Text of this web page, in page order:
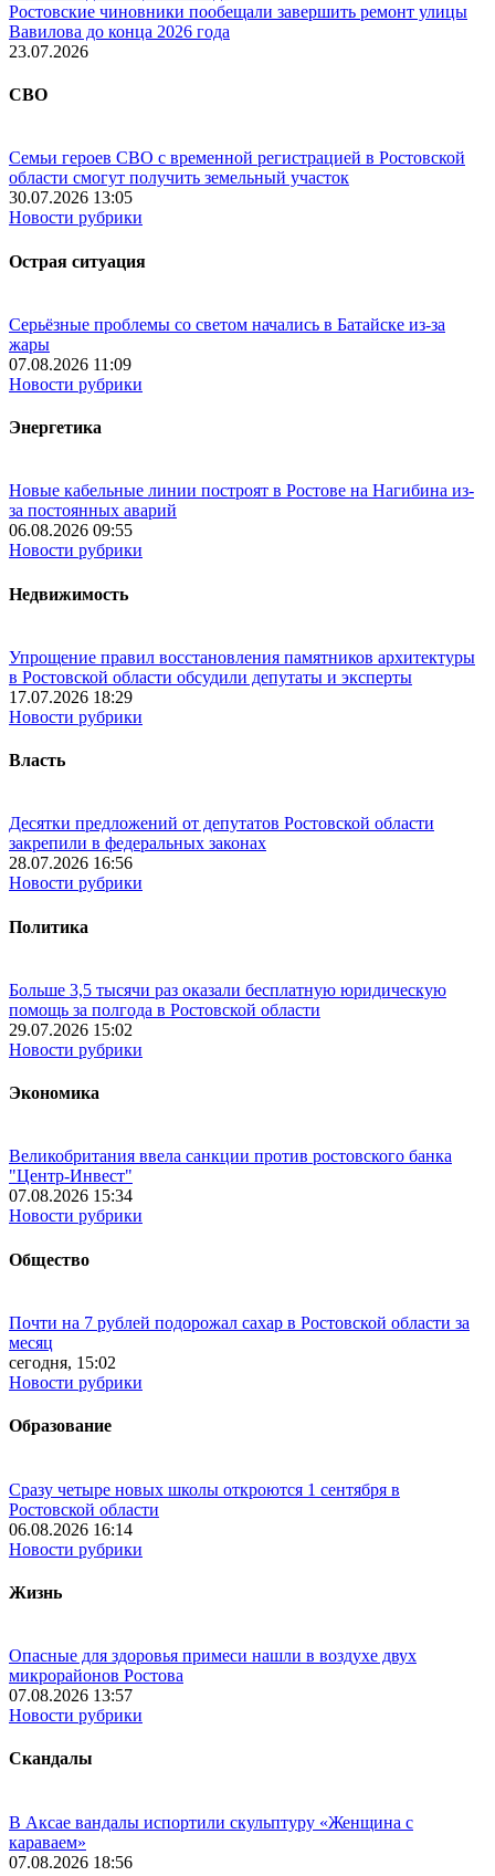
Ростовские чиновники пообещали завершить ремонт улицы
Вавилова до конца 2026 года
23.07.2026
СВО
Семьи героев СВО с временной регистрацией в Ростовской
области смогут получить земельный участок
30.07.2026 13:05
Новости рубрики
Острая ситуация
Серьёзные проблемы со светом начались в Батайске из-за
жары
07.08.2026 11:09
Новости рубрики
Энергетика
Новые кабельные линии построят в Ростове на Нагибина из-
за постоянных аварий
06.08.2026 09:55
Новости рубрики
Недвижимость
Упрощение правил восстановления памятников архитектуры
в Ростовской области обсудили депутаты и эксперты
17.07.2026 18:29
Новости рубрики
Власть
Десятки предложений от депутатов Ростовской области
закрепили в федеральных законах
28.07.2026 16:56
Новости рубрики
Политика
Больше 3,5 тысячи раз оказали бесплатную юридическую
помощь за полгода в Ростовской области
29.07.2026 15:02
Новости рубрики
Экономика
Великобритания ввела санкции против ростовского банка
"Центр-Инвест"
07.08.2026 15:34
Новости рубрики
Общество
Почти на 7 рублей подорожал сахар в Ростовской области за
месяц
сегодня, 15:02
Новости рубрики
Образование
Сразу четыре новых школы откроются 1 сентября в
Ростовской области
06.08.2026 16:14
Новости рубрики
Жизнь
Опасные для здоровья примеси нашли в воздухе двух
микрорайонов Ростова
07.08.2026 13:57
Новости рубрики
Скандалы
В Аксае вандалы испортили скульптуру «Женщина с
караваем»
07.08.2026 18:56